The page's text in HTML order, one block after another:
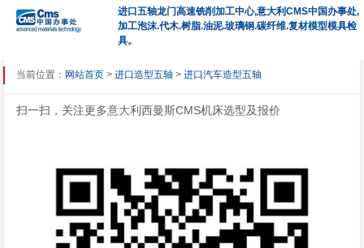
进口五轴龙门高速铣削加工中心,意大利CMS中国办事处,
加工泡沫.代木.树脂.油泥.玻璃钢.碳纤维.复材模型模具检
具。
当前位置： 网站首页 > 进口造型五轴 > 进口汽车造型五轴
扫一扫，关注更多意大利西曼斯CMS机床选型及报价